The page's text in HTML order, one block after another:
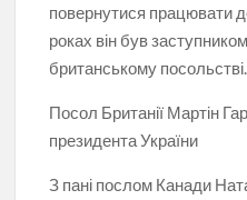
повернутися працювати
роках він був заступником
британському посольстві.
Посол Британії Мартін
президента України
З пані послом Канади